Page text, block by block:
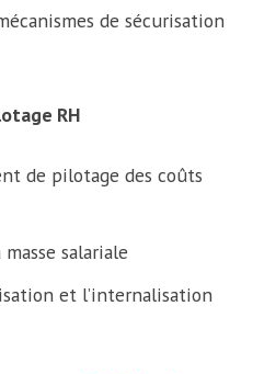
de sécurisation
RH
de pilotage des coûts
salariale
et l’internalisation